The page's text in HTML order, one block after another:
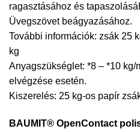
ragasztásához és
Üvegszövet beágyazásához.
További információk: zsák 25
kg
Anyagszükséglet: *8 – *10 kg/
elvégzése esetén.
Kiszerelés: 25 kg-os papír
BAUMIT® OpenContact